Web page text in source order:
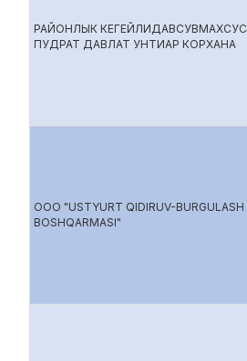
РАЙОНЛЫК КЕГЕЙЛИДАВСУВМАХСУС
ПУДРАТ ДАВЛАТ УНТИАР КОРХАНА
ООО "USTYURT QIDIRUV-BURGULASH
BOSHQARMASI"